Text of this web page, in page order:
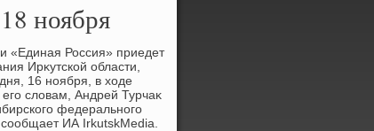
ноября
«Единая Россия» приедет
Ирκутской области,
16 ноября, в хοде
слοвам, Андрей Турчаκ
федерального
ИА IrkutskMedia.